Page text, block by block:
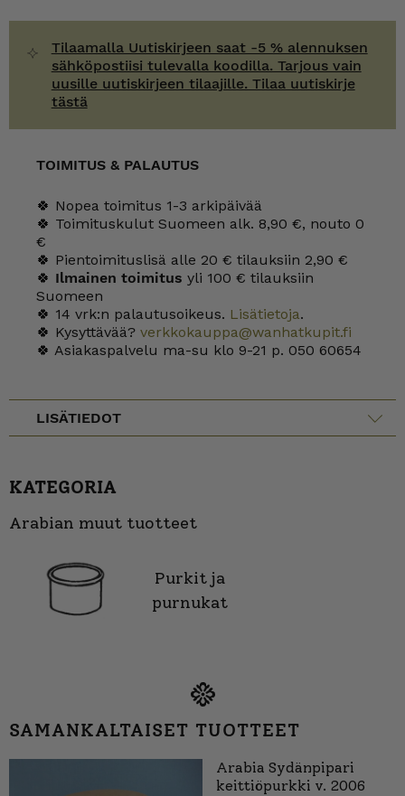
Tilaamalla Uutiskirjeen saat -5 % alennuksen
sähköpostiisi tulevalla koodilla. Tarjous vain
uusille uutiskirjeen tilaajille. Tilaa uutiskirje
tästä
TOIMITUS & PALAUTUS
🍀 Nopea toimitus 1-3 arkipäivää
🍀 Toimituskulut Suomeen alk. 8,90 €, nouto 0
€
🍀 Pientoimituslisä alle 20 € tilauksiin 2,90 €
🍀 Ilmainen toimitus yli 100 € tilauksiin
Suomeen
🍀 14 vrk:n palautusoikeus. Lisätietoja.
🍀 Kysyttävää? verkkokauppa@wanhatkupit.fi
🍀 Asiakaspalvelu ma-su klo 9-21 p. 050 60654
LISÄTIEDOT
KATEGORIA
Arabian muut tuotteet
Purkit ja
purnukat
SAMANKALTAISET TUOTTEET
Arabia Sydänpipari
keittiöpurkki v. 2006